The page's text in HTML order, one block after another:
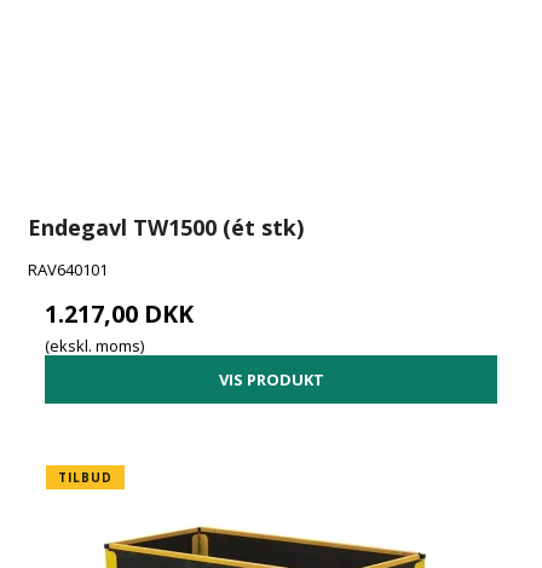
Endegavl TW1500 (ét stk)
RAV640101
1.217,00 DKK
(ekskl. moms)
VIS PRODUKT
TILBUD